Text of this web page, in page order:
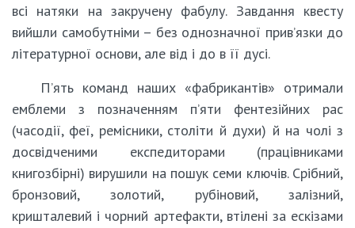
всі натяки на закручену фабулу. Завдання квесту
вийшли самобутніми – без однозначної прив’язки до
літературної основи, але від і до в її дусі.
П’ять команд наших «фабрикантів» отримали
емблеми з позначенням п’яти фентезійних рас
(часодії, феї, ремісники, століти й духи) й на чолі з
досвідченими експедиторами (працівниками
книгозбірні) вирушили на пошук семи ключів. Срібний,
бронзовий, золотий, рубіновий, залізний,
кришталевий і чорний артефакти, втілені за ескізами